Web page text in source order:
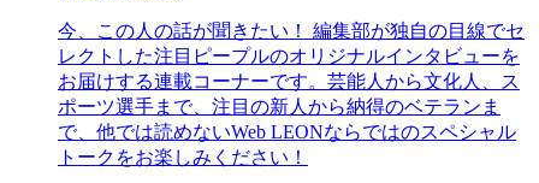
今、この人の話が聞きたい！ 編集部が独自の目線でセ
レクトした注目ピープルのオリジナルインタビューを
お届けする連載コーナーです。芸能人から文化人、ス
ポーツ選手まで、注目の新人から納得のベテランま
で、他では読めないWeb LEONならではのスペシャル
トークをお楽しみください！